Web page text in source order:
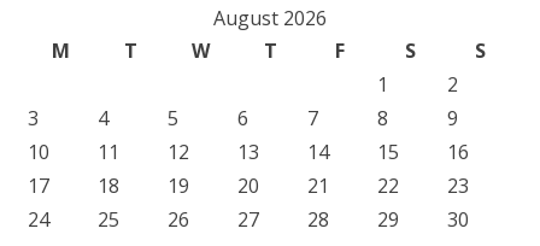
August 2026
M
T W T F S
S
1
2
3
4 5 6 7 8
9
10
11 12 13 14 15
16
17
18 19 20 21 22
23
24
25 26 27 28 29
30